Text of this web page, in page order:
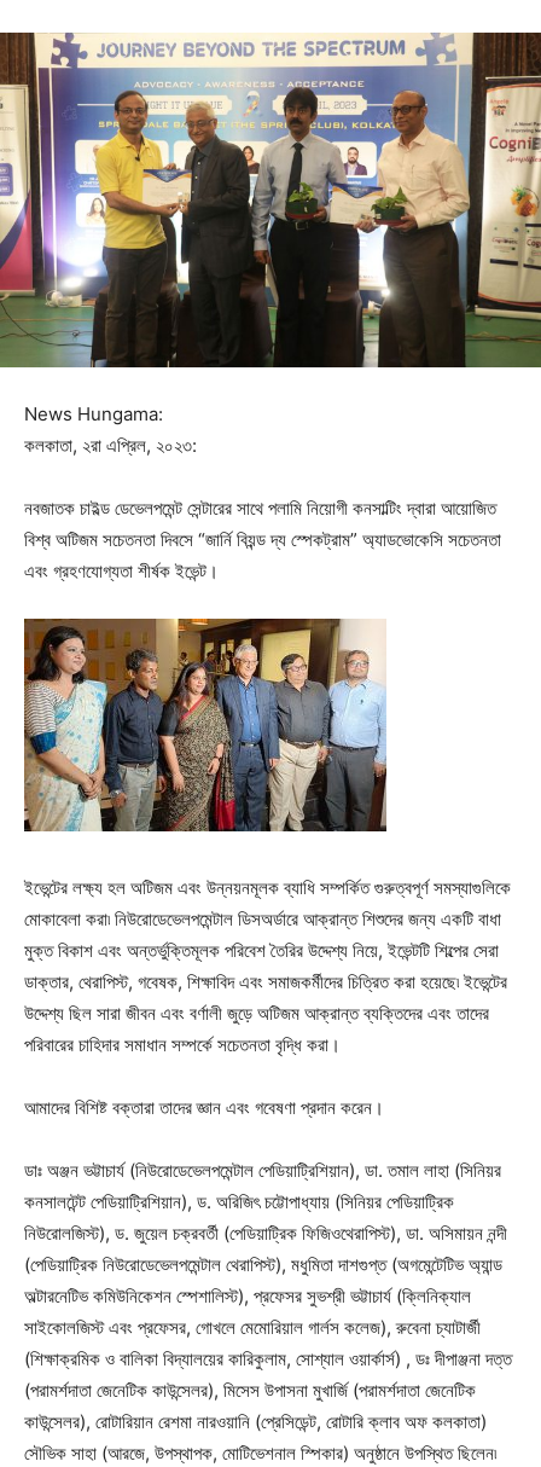
News Hungama:
কলকাতা, ২রা এপ্রিল, ২০২৩:
নবজাতক চাইল্ড ডেভেলপমেন্ট সেন্টারের সাথে পলামি নিয়োগী কনসাল্টিং দ্বারা আয়োজিত
বিশ্ব অটিজম সচেতনতা দিবসে “জার্নি বিয়ন্ড দ্য স্পেকট্রাম” অ্যাডভোকেসি সচেতনতা
এবং গ্রহণযোগ্যতা শীর্ষক ইভেন্ট।
ইভেন্টের লক্ষ্য হল অটিজম এবং উন্নয়নমূলক ব্যাধি সম্পর্কিত গুরুত্বপূর্ণ সমস্যাগুলিকে
মোকাবেলা করা৷ নিউরোডেভেলপমেন্টাল ডিসঅর্ডারে আক্রান্ত শিশুদের জন্য একটি বাধা
মুক্ত বিকাশ এবং অন্তর্ভুক্তিমূলক পরিবেশ তৈরির উদ্দেশ্য নিয়ে, ইভেন্টটি শিল্পের সেরা
ডাক্তার, থেরাপিস্ট, গবেষক, শিক্ষাবিদ এবং সমাজকর্মীদের চিত্রিত করা হয়েছে৷ ইভেন্টের
উদ্দেশ্য ছিল সারা জীবন এবং বর্ণালী জুড়ে অটিজম আক্রান্ত ব্যক্তিদের এবং তাদের
পরিবারের চাহিদার সমাধান সম্পর্কে সচেতনতা বৃদ্ধি করা।
আমাদের বিশিষ্ট বক্তারা তাদের জ্ঞান এবং গবেষণা প্রদান করেন।
ডাঃ অঞ্জন ভট্টাচার্য (নিউরোডেভেলপমেন্টাল পেডিয়াট্রিশিয়ান), ডা. তমাল লাহা (সিনিয়র
কনসালটেন্ট পেডিয়াট্রিশিয়ান), ড. অরিজিৎ চট্টোপাধ্যায় (সিনিয়র পেডিয়াট্রিক
নিউরোলজিস্ট), ড. জুয়েল চক্রবর্তী (পেডিয়াট্রিক ফিজিওথেরাপিস্ট), ডা. অসিমায়ন নন্দী
(পেডিয়াট্রিক নিউরোডেভেলপমেন্টাল থেরাপিস্ট), মধুমিতা দাশগুপ্ত (অগমেন্টেটিভ অ্যান্ড
অল্টারনেটিভ কমিউনিকেশন স্পেশালিস্ট), প্রফেসর সুভশ্রী ভট্টাচার্য (ক্লিনিক্যাল
সাইকোলজিস্ট এবং প্রফেসর, গোখলে মেমোরিয়াল গার্লস কলেজ), রুবেনা চ্যাটার্জী
(শিক্ষাক্রমিক ও বালিকা বিদ্যালয়ের কারিকুলাম, সোশ্যাল ওয়ার্কার্স) , ডঃ দীপাঞ্জনা দত্ত
(পরামর্শদাতা জেনেটিক কাউন্সেলর), মিসেস উপাসনা মুখার্জি (পরামর্শদাতা জেনেটিক
কাউন্সেলর), রোটারিয়ান রেশমা নারওয়ানি (প্রেসিডেন্ট, রোটারি ক্লাব অফ কলকাতা)
সৌভিক সাহা (আরজে, উপস্থাপক, মোটিভেশনাল স্পিকার) অনুষ্ঠানে উপস্থিত ছিলেন৷